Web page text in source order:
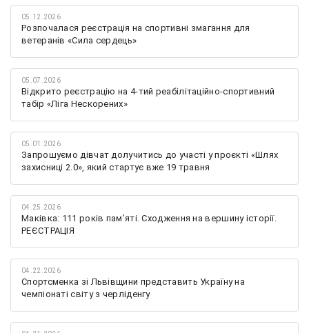
05.12.2026
Розпочалася реєстрація на спортивні змагання для
ветеранів «Сила сердець»
05.07.2026
Відкрито реєстрацію на 4-тий реабілітаційно-спортивний
табір «Ліга Нескорених»
05.01.2026
Запрошуємо дівчат долучитись до участі у проєкті «Шлях
захисниці 2.0», який стартує вже 19 травня
04.25.2026
Маківка: 111 років пам’яті. Сходження на вершину історії.
РЕЄСТРАЦІЯ
04.22.2026
Спортсменка зі Львівщини представить Україну на
чемпіонаті світу з черліденгу